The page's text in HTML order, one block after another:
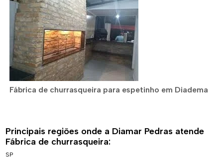
Fábrica de churrasqueira para espetinho em Diadema
Principais regiões onde a Diamar Pedras atende
Fábrica de churrasqueira:
SP